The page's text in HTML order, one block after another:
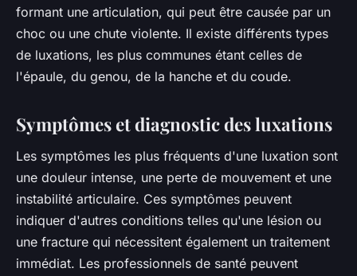
formant une articulation, qui peut être causée par un
choc ou une chute violente. Il existe différents types
de luxations, les plus communes étant celles de
l'épaule, du genou, de la hanche et du coude.
Symptômes et diagnostic des luxations
Les symptômes les plus fréquents d'une luxation sont
une douleur intense, une perte de mouvement et une
instabilité articulaire. Ces symptômes peuvent
indiquer d'autres conditions telles qu'une lésion ou
une fracture qui nécessitent également un traitement
immédiat. Les professionnels de santé peuvent